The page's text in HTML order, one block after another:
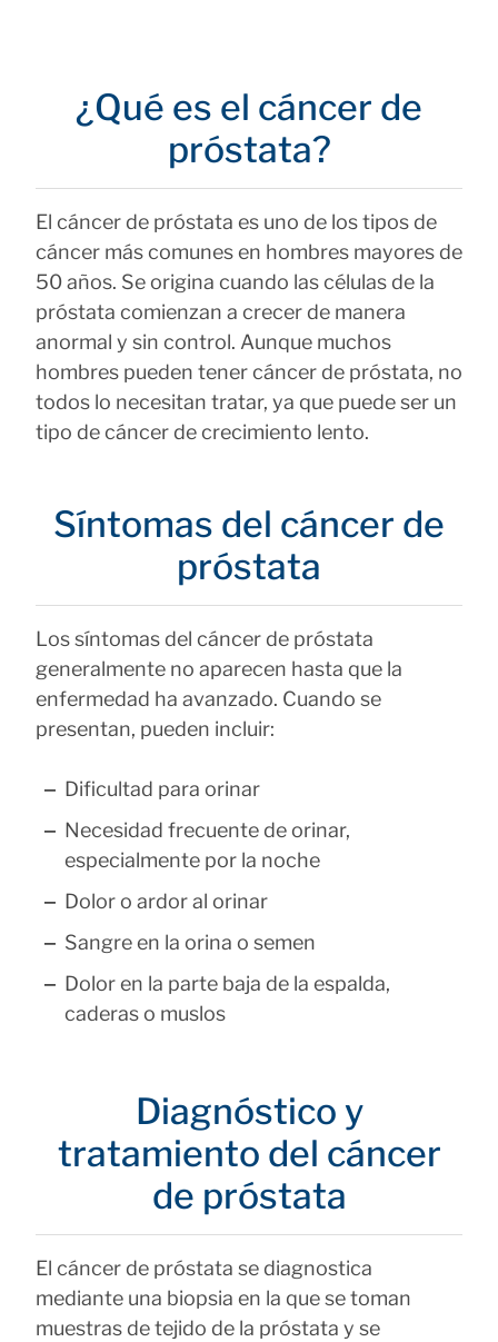
¿Qué es el cáncer de
próstata?
El cáncer de próstata es uno de los tipos de
cáncer más comunes en hombres mayores de
50 años. Se origina cuando las células de la
próstata comienzan a crecer de manera
anormal y sin control. Aunque muchos
hombres pueden tener cáncer de próstata, no
todos lo necesitan tratar, ya que puede ser un
tipo de cáncer de crecimiento lento.
Síntomas del cáncer de
próstata
Los síntomas del cáncer de próstata
generalmente no aparecen hasta que la
enfermedad ha avanzado. Cuando se
presentan, pueden incluir:
Dificultad para orinar
Necesidad frecuente de orinar,
especialmente por la noche
Dolor o ardor al orinar
Sangre en la orina o semen
Dolor en la parte baja de la espalda,
caderas o muslos
Diagnóstico y
tratamiento del cáncer
de próstata
El cáncer de próstata se diagnostica
mediante una biopsia en la que se toman
muestras de tejido de la próstata y se